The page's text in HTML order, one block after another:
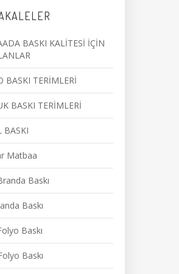
BASKI KALİTESİ İÇİN
BASKI TERİMLERİ
BASKI TERİMLERİ
BASKI
Matbaa
Baskı
Baskı
Baskı
Baskı